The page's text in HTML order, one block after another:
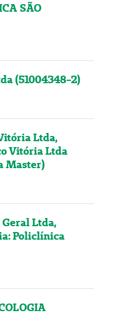
SÃO
(51004348-2)
Ltda,
Vitória Ltda
Master)
Ltda,
Policlínica